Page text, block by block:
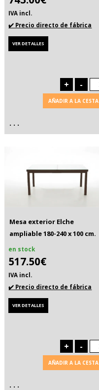
IVA incl.
✔️ Precio directo de fábrica
VER DETALLES
+ -
AÑADIR A LA CESTA
. . .
Mesa exterior Elche
ampliable 180-240 x 100 cm.
en stock
517.50€
IVA incl.
✔️ Precio directo de fábrica
VER DETALLES
+ -
AÑADIR A LA CESTA
. . .